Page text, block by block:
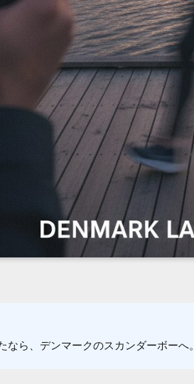
なら、デンマークのスカンダーボーへ。